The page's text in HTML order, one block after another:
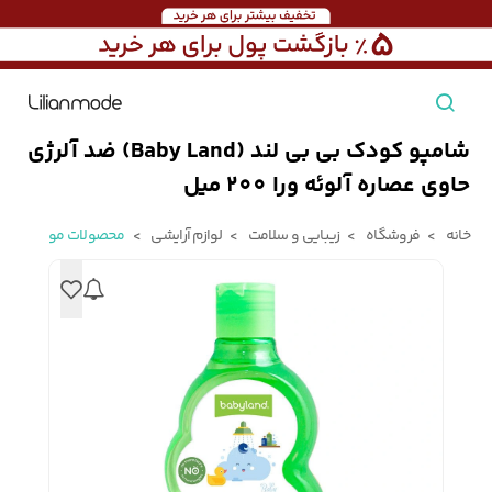
مشاهده همه محصولات
بارانی مردانه پالتو مردانه
جوراب مردانه کت مردانه
شامپو کودک بی‌ بی‌ لند (Baby Land) ضد آلرژی
حاوی عصاره آلوئه ورا 200 میل
خانه فروشگاه زیبایی و سلامت لوازم آرایشی محصولات مو